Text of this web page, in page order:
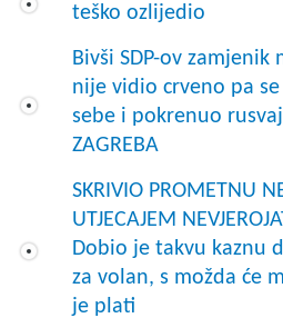
teško ozlijedio
Bivši SDP-ov
nije vidio crveno pa
sebe i pokrenuo rusvaj
ZAGREBA
SKRIVIO PROMETNU
UTJECAJEM
Dobio je takvu kaznu
za volan, s možda će
je plati